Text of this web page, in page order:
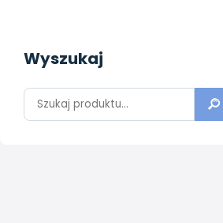
Wyszukaj